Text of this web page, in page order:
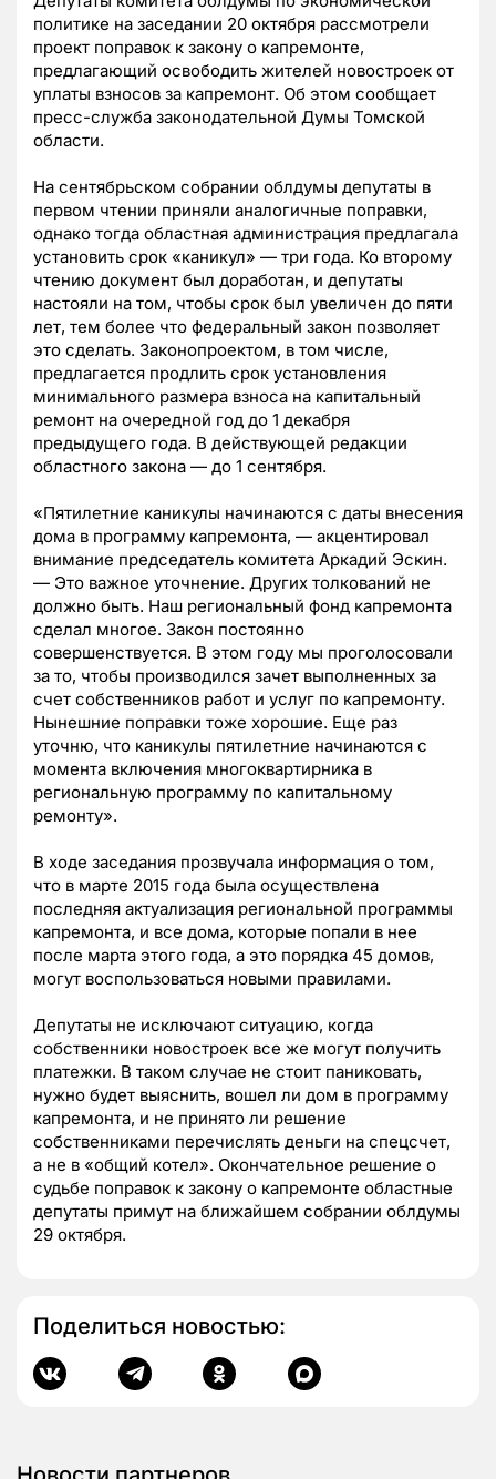
политике на заседании 20 октября рассмотрели
проект поправок к закону о капремонте,
предлагающий освободить жителей новостроек от
уплаты взносов за капремонт. Об этом сообщает
пресс-служба законодательной Думы Томской
области.
На сентябрьском собрании облдумы депутаты в
первом чтении приняли аналогичные поправки,
однако тогда областная администрация предлагала
установить срок «каникул» — три года. Ко второму
чтению документ был доработан, и депутаты
настояли на том, чтобы срок был увеличен до пяти
лет, тем более что федеральный закон позволяет
это сделать. Законопроектом, в том числе,
предлагается продлить срок установления
минимального размера взноса на капитальный
ремонт на очередной год до 1 декабря
предыдущего года. В действующей редакции
областного закона — до 1 сентября.
«Пятилетние каникулы начинаются с даты внесения
дома в программу капремонта, — акцентировал
внимание председатель комитета Аркадий Эскин.
— Это важное уточнение. Других толкований не
должно быть. Наш региональный фонд капремонта
сделал многое. Закон постоянно
совершенствуется. В этом году мы проголосовали
за то, чтобы производился зачет выполненных за
счет собственников работ и услуг по капремонту.
Нынешние поправки тоже хорошие. Еще раз
уточню, что каникулы пятилетние начинаются с
момента включения многоквартирника в
региональную программу по капитальному
ремонту».
В ходе заседания прозвучала информация о том,
что в марте 2015 года была осуществлена
последняя актуализация региональной программы
капремонта, и все дома, которые попали в нее
после марта этого года, а это порядка 45 домов,
могут воспользоваться новыми правилами.
Депутаты не исключают ситуацию, когда
собственники новостроек все же могут получить
платежки. В таком случае не стоит паниковать,
нужно будет выяснить, вошел ли дом в программу
капремонта, и не принято ли решение
собственниками перечислять деньги на спецсчет,
а не в «общий котел». Окончательное решение о
судьбе поправок к закону о капремонте областные
депутаты примут на ближайшем собрании облдумы
29 октября.
Поделиться новостью: